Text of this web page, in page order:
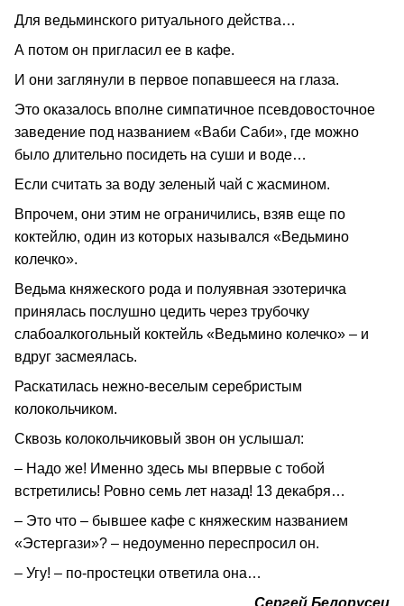
Для ведьминского ритуального действа…
А потом он пригласил ее в кафе.
И они заглянули в первое попавшееся на глаза.
Это оказалось вполне симпатичное псевдовосточное
заведение под названием «Ваби Саби», где можно
было длительно посидеть на суши и воде…
Если считать за воду зеленый чай с жасмином.
Впрочем, они этим не ограничились, взяв еще по
коктейлю, один из которых назывался «Ведьмино
колечко».
Ведьма княжеского рода и полуявная эзотеричка
принялась послушно цедить через трубочку
слабоалкогольный коктейль «Ведьмино колечко» – и
вдруг засмеялась.
Раскатилась нежно-веселым серебристым
колокольчиком.
Сквозь колокольчиковый звон он услышал:
– Надо же! Именно здесь мы впервые с тобой
встретились! Ровно семь лет назад! 13 декабря…
– Это что – бывшее кафе с княжеским названием
«Эстергази»? – недоуменно переспросил он.
– Угу! – по-простецки ответила она…